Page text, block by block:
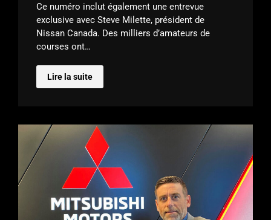
Ce numéro inclut également une entrevue
exclusive avec Steve Milette, président de
Nissan Canada. Des milliers d’amateurs de
courses ont…
Lire la suite